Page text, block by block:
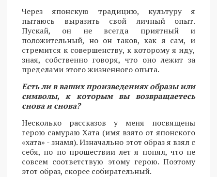
Через японскую традицию, культуру я
пытаюсь выразить свой личный опыт.
Пускай, он не всегда приятный и
положительный, но он таков, как я сам, и
стремится к совершенству, к которому я иду,
зная, собственно говоря, что оно лежит за
пределами этого жизненного опыта.
Есть ли в ваших произведениях образы или
символы, к которым вы возвращаетесь
снова и снова?
Несколько рассказов у меня посвящены
герою самураю Хата (имя взято от японского
«хата» - знамя). Изначально этот образ я взял с
себя, но по прошествии лет я понял, что не
совсем соответствую этому герою. Поэтому
этот образ, скорее собирательный.